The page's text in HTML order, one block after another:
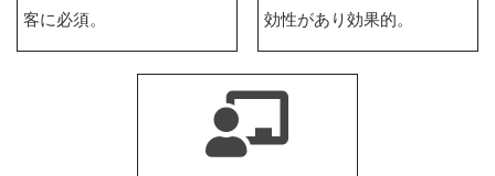
客に必須。
効性があり効果的。